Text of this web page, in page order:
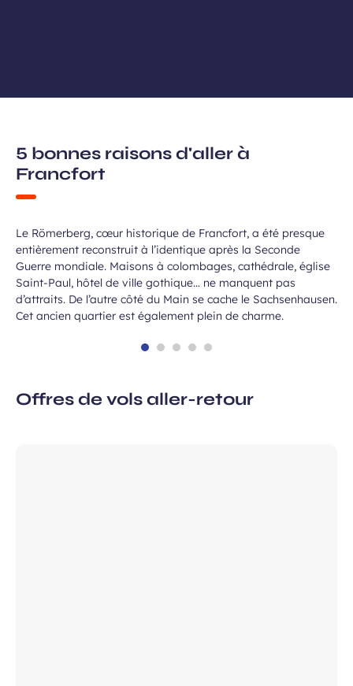
5 bonnes raisons d'aller à
Francfort
Une architecture à l’histoire
Le Römerberg, cœur historique de Francfort, a été presque
entièrement reconstruit à l’identique après la Seconde
Guerre mondiale. Maisons à colombages, cathédrale, église
Saint-Paul, hôtel de ville gothique… ne manquent pas
d’attraits. De l’autre côté du Main se cache le Sachsenhausen.
Cet ancien quartier est également plein de charme.
Offres de vols aller-retour